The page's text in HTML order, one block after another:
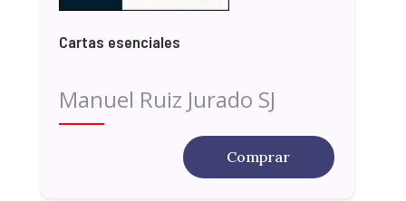
Cartas esenciales
Manuel Ruiz Jurado SJ
Comprar